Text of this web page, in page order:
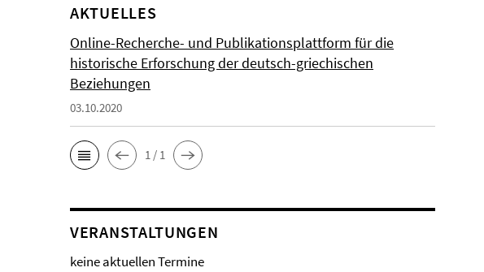
AKTUELLES
Online-Recherche- und Publikationsplattform für die
historische Erforschung der deutsch-griechischen
Beziehungen
03.10.2020
1 / 1
VERANSTALTUNGEN
keine aktuellen Termine